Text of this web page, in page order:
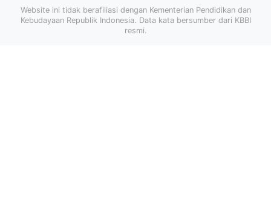
Website ini tidak berafiliasi dengan Kementerian Pendidikan dan
Kebudayaan Republik Indonesia. Data kata bersumber dari KBBI
resmi.